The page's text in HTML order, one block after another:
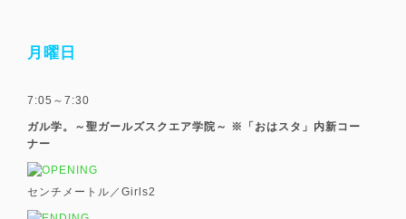
月曜日
7:05～7:30
ガル学。～聖ガールズスクエア学院～ ※「おはスタ」内新コー
ナー
センチメートル／Girls2